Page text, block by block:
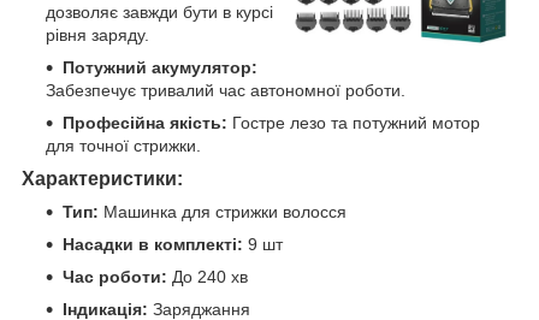
дозволяє завжди бути в курсі
рівня заряду.
Потужний акумулятор:
Забезпечує тривалий час автономної роботи.
Професійна якість: Гостре лезо та потужний мотор
для точної стрижки.
Характеристики:
Тип: Машинка для стрижки волосся
Насадки в комплекті: 9 шт
Час роботи: До 240 хв
Індикація: Заряджання